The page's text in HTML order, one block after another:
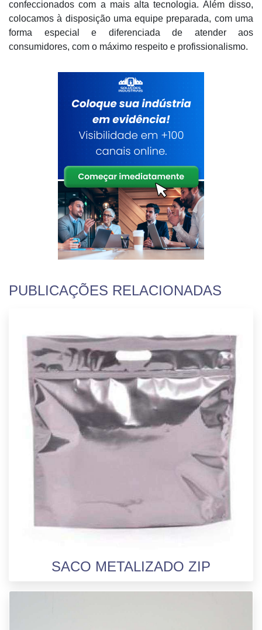
confeccionados com a mais alta tecnologia. Além disso,
colocamos à disposição uma equipe preparada, com uma
forma especial e diferenciada de atender aos
consumidores, com o máximo respeito e profissionalismo.
PUBLICAÇÕES RELACIONADAS
SACO METALIZADO ZIP